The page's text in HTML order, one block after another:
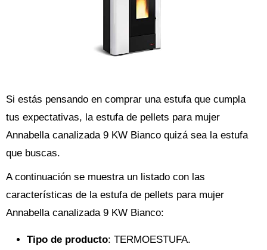
Si estás pensando en comprar una estufa que cumpla
tus expectativas, la estufa de pellets para mujer
Annabella canalizada 9 KW Bianco quizá sea la estufa
que buscas.
A continuación se muestra un listado con las
características de la estufa de pellets para mujer
Annabella canalizada 9 KW Bianco:
Tipo de producto: TERMOESTUFA.